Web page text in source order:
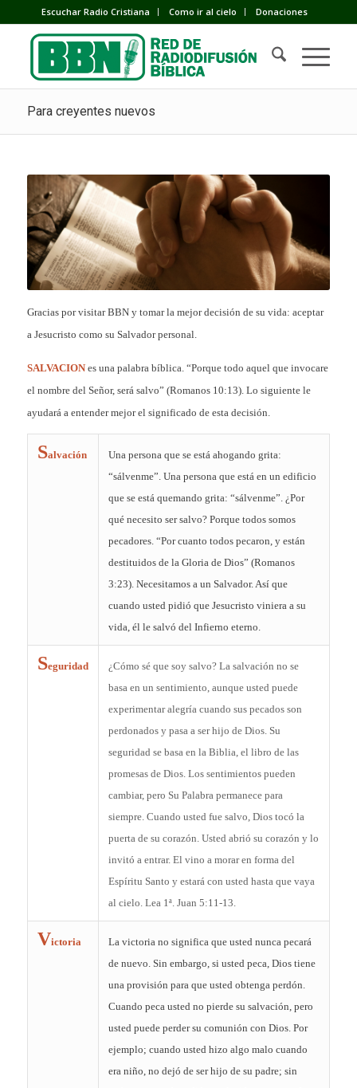
Escuchar Radio Cristiana Como ir al cielo Donaciones
Para creyentes nuevos
Gracias por visitar BBN y tomar la mejor decisión de su vida: aceptar
a Jesucristo como su Salvador personal.
SALVACIONes una palabra bíblica. “Porque todo aquel que invocare
el nombre del Señor, será salvo” (Romanos 10:13). Lo siguiente le
ayudará a entender mejor el significado de esta decisión.
Salvación
Una persona que se está ahogando grita:
“sálvenme”. Una persona que está en un edificio
que se está quemando grita: “sálvenme”. ¿Por
qué necesito ser salvo? Porque todos somos
pecadores. “Por cuanto todos pecaron, y están
destituidos de la Gloria de Dios” (Romanos
3:23). Necesitamos a un Salvador. Así que
cuando usted pidió que Jesucristo viniera a su
vida, él le salvó del Infierno eterno.
Seguridad
¿Cómo sé que soy salvo? La salvación no se
basa en un sentimiento, aunque usted puede
experimentar alegría cuando sus pecados son
perdonados y pasa a ser hijo de Dios. Su
seguridad se basa en la Biblia, el libro de las
promesas de Dios. Los sentimientos pueden
cambiar, pero Su Palabra permanece para
siempre. Cuando usted fue salvo, Dios tocó la
puerta de su corazón. Usted abrió su corazón y lo
invitó a entrar. El vino a morar en forma del
Espíritu Santo y estará con usted hasta que vaya
al cielo. Lea 1ª. Juan 5:11-13.
Victoria
La victoria no significa que usted nunca pecará
de nuevo. Sin embargo, si usted peca, Dios tiene
una provisión para que usted obtenga perdón.
Cuando peca usted no pierde su salvación, pero
usted puede perder su comunión con Dios. Por
ejemplo; cuando usted hizo algo malo cuando
era niño, no dejó de ser hijo de su padre; sin